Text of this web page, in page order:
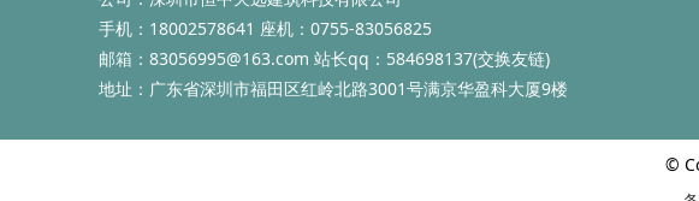
手机： 18002578641 座机：0755-83056825
邮箱： 83056995@163.com 站长qq：584698137(交换友链)
地址： 广东省深圳市福田区红岭北路3001号满京华盈科大厦9楼
©